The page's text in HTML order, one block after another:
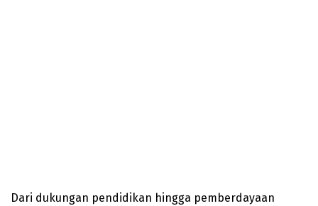
Dari dukungan pendidikan hingga pemberdayaan